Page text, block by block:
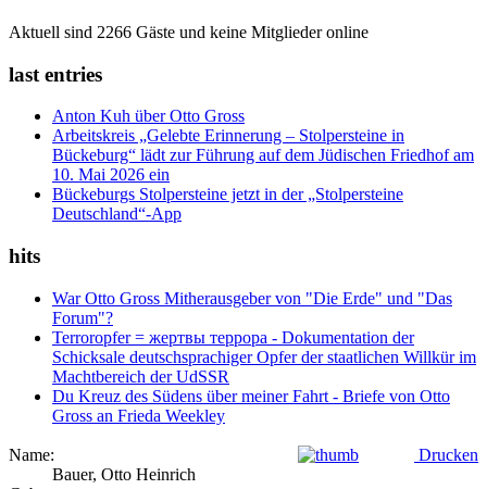
Aktuell sind 2266 Gäste und keine Mitglieder online
last entries
Anton Kuh über Otto Gross
Arbeitskreis „Gelebte Erinnerung – Stolpersteine in
Bückeburg“ lädt zur Führung auf dem Jüdischen Friedhof am
10. Mai 2026 ein
Bückeburgs Stolpersteine jetzt in der „Stolpersteine
Deutschland“-App
hits
War Otto Gross Mitherausgeber von "Die Erde" und "Das
Forum"?
Terroropfer = жертвы террора - Dokumentation der
Schicksale deutschsprachiger Opfer der staatlichen Willkür im
Machtbereich der UdSSR
Du Kreuz des Südens über meiner Fahrt - Briefe von Otto
Gross an Frieda Weekley
Drucken
Name:
Bauer, Otto Heinrich